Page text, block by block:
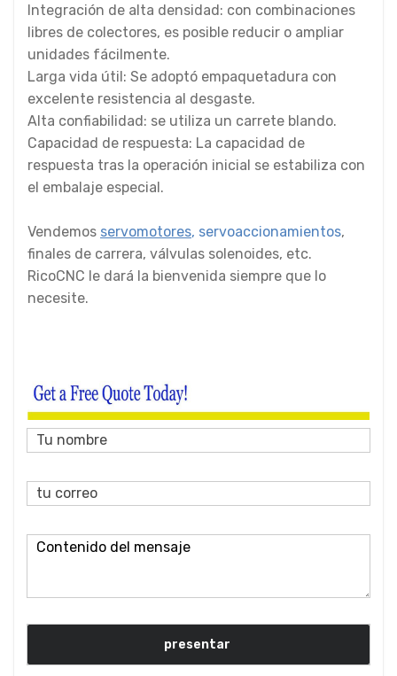
Integración de alta densidad: con combinaciones
libres de colectores, es posible reducir o ampliar
unidades fácilmente.
Larga vida útil: Se adoptó empaquetadura con
excelente resistencia al desgaste.
Alta confiabilidad: se utiliza un carrete blando.
Capacidad de respuesta: La capacidad de
respuesta tras la operación inicial se estabiliza con
el embalaje especial.
Vendemos servomotores, servoaccionamientos,
finales de carrera, válvulas solenoides, etc.
RicoCNC le dará la bienvenida siempre que lo
necesite.